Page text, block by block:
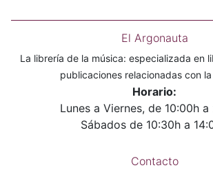
El Argonauta
La librería de la música: especializada en
publicaciones relacionadas con
Horario:
Lunes a Viernes, de 10:00h
Sábados de 10:30h a
Contacto